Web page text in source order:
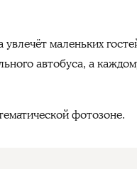
маленьких
автобуса, а
фотозоне.